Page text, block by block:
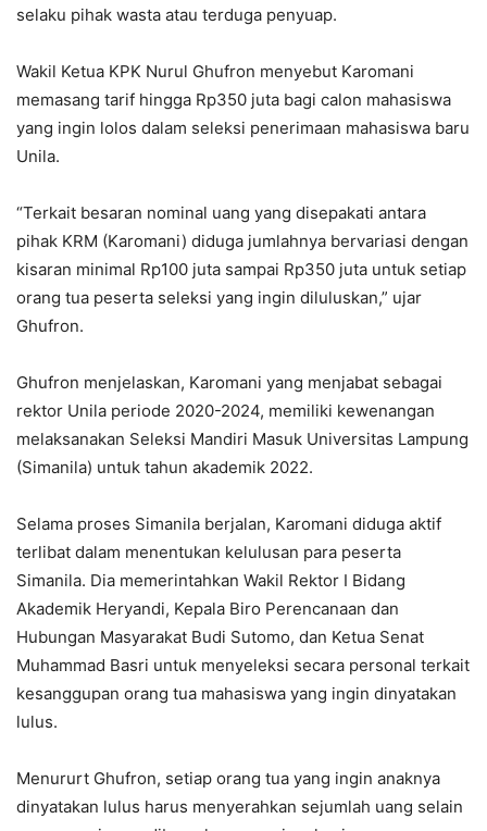
selaku pihak wasta atau terduga penyuap.
Wakil Ketua KPK Nurul Ghufron menyebut Karomani
memasang tarif hingga Rp350 juta bagi calon mahasiswa
yang ingin lolos dalam seleksi penerimaan mahasiswa baru
Unila.
“Terkait besaran nominal uang yang disepakati antara
pihak KRM (Karomani) diduga jumlahnya bervariasi dengan
kisaran minimal Rp100 juta sampai Rp350 juta untuk setiap
orang tua peserta seleksi yang ingin diluluskan,” ujar
Ghufron.
Ghufron menjelaskan, Karomani yang menjabat sebagai
rektor Unila periode 2020-2024, memiliki kewenangan
melaksanakan Seleksi Mandiri Masuk Universitas Lampung
(Simanila) untuk tahun akademik 2022.
Selama proses Simanila berjalan, Karomani diduga aktif
terlibat dalam menentukan kelulusan para peserta
Simanila. Dia memerintahkan Wakil Rektor I Bidang
Akademik Heryandi, Kepala Biro Perencanaan dan
Hubungan Masyarakat Budi Sutomo, dan Ketua Senat
Muhammad Basri untuk menyeleksi secara personal terkait
kesanggupan orang tua mahasiswa yang ingin dinyatakan
lulus.
Menururt Ghufron, setiap orang tua yang ingin anaknya
dinyatakan lulus harus menyerahkan sejumlah uang selain